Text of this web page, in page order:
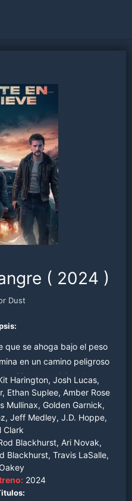
( 2024 )
Dust
que se ahoga bajo el peso
en un camino peligroso
Ricky, un viejo colega.
Harington, Josh Lucas,
Ethan Suplee, Amber Rose
Mullinax, Golden Garnick,
Jeff Medley, J.D. Hoppe,
Clark
Blackhurst, Ari Novak,
Blackhurst, Travis LaSalle,
2024